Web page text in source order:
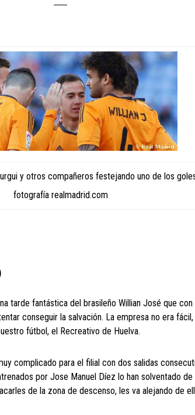
y otros compañeros festejando uno de los
fotografía realmadrid.com
tarde fantástica del brasileño Willian José que
conseguir la salvación. La empresa no era
fútbol, el Recreativo de Huelva.
complicado para el filial con dos salidas
por Jose Manuel Díez lo han solventado
de la zona de descenso, les va alejando de